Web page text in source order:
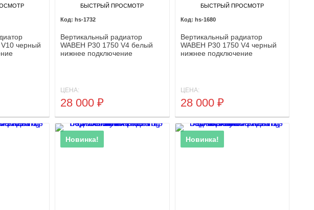
черный
БЫСТРЫЙ ПРОСМОТР
hs-1732
Вертикальный радиатор
WABEH P30 1750 V4 белый
нижнее подключение
ЦЕНА:
28 000 ₽
БЫСТРЫЙ ПРОСМОТР
hs-1680
Вертикальный радиатор
WABEH P30 1750 V4 черный
нижнее подключение
ЦЕНА:
28 000 ₽
Новинка! Новинка!